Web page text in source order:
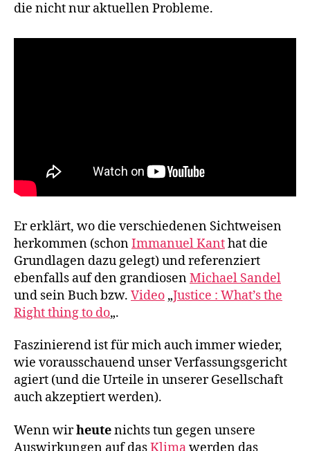
philosophische
die nicht nur aktuellen Probleme.
Er erklärt, wo die verschiedenen Sichtweisen
herkommen (schonImmanuel Kanthat die
Grundlagen dazu gelegt) und referenziert
ebenfalls auf den grandiosenMichael Sandel
und sein Buch bzw. Video „Justice : What’s the
Right thing to do„.
Faszinierend ist für mich auch immer wieder,
wie vorausschauend unser Verfassungsgericht
agiert (und die Urteile in unserer Gesellschaft
auch akzeptiert werden).
Wenn wirheutenichts tun gegen unsere
Auswirkungen auf dasKlima werden das